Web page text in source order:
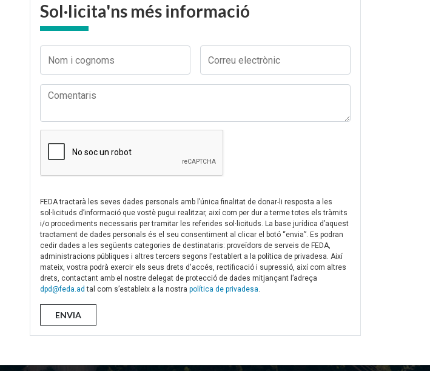
Sol·licita'ns més informació
FEDA tractarà les seves dades personals amb l’única finalitat de donar-li resposta a les
sol·licituds d’informació que vostè pugui realitzar, així com per dur a terme totes els tràmits
i/o procediments necessaris per tramitar les referides sol·licituds. La base jurídica d’aquest
tractament de dades personals és el seu consentiment al clicar el botó “envia”. Es podran
cedir dades a les següents categories de destinataris: proveïdors de serveis de FEDA,
administracions públiques i altres tercers segons l’establert a la política de privadesa. Així
mateix, vostra podrà exercir els seus drets d'accés, rectificació i supressió, així com altres
drets, contactant amb el nostre delegat de protecció de dades mitjançant l’adreça
dpd@feda.ad tal com s’estableix a la nostra política de privadesa